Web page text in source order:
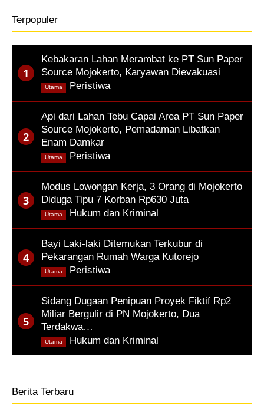
Terpopuler
Kebakaran Lahan Merambat ke PT Sun Paper
Source Mojokerto, Karyawan Dievakuasi
Peristiwa,
Utama
Api dari Lahan Tebu Capai Area PT Sun Paper
Source Mojokerto, Pemadaman Libatkan
Enam Damkar
Peristiwa,
Utama
Modus Lowongan Kerja, 3 Orang di Mojokerto
Diduga Tipu 7 Korban Rp630 Juta
Hukum dan Kriminal
Utama
Bayi Laki-laki Ditemukan Terkubur di
Pekarangan Rumah Warga Kutorejo
Peristiwa,
Utama
Sidang Dugaan Penipuan Proyek Fiktif Rp2
Miliar Bergulir di PN Mojokerto, Dua
Terdakwa…
Hukum dan Kriminal
Utama
Berita Terbaru